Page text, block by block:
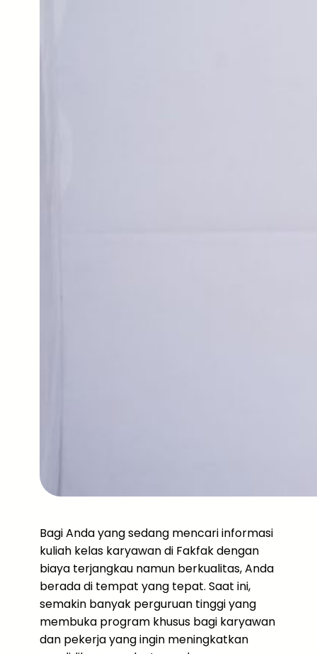
Bagi Anda yang sedang mencari informasi
kuliah kelas karyawan di Fakfak dengan
biaya terjangkau namun berkualitas, Anda
berada di tempat yang tepat. Saat ini,
semakin banyak perguruan tinggi yang
membuka program khusus bagi karyawan
dan pekerja yang ingin meningkatkan